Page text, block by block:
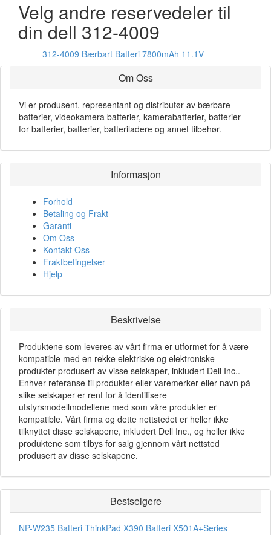
Velg andre reservedeler til
din dell 312-4009
312-4009 Bærbart Batteri 7800mAh 11.1V
Om Oss
Vi er produsent, representant og distributør av bærbare
batterier, videokamera batterier, kamerabatterier, batterier
for batterier, batterier, batteriladere og annet tilbehør.
Informasjon
Forhold
Betaling og Frakt
Garanti
Om Oss
Kontakt Oss
Fraktbetingelser
Hjelp
Beskrivelse
Produktene som leveres av vårt firma er utformet for å være
kompatible med en rekke elektriske og elektroniske
produkter produsert av visse selskaper, inkludert Dell Inc..
Enhver referanse til produkter eller varemerker eller navn på
slike selskaper er rent for å identifisere
utstyrsmodellmodellene med som våre produkter er
kompatible. Vårt firma og dette nettstedet er heller ikke
tilknyttet disse selskapene, inkludert Dell Inc., og heller ikke
produktene som tilbys for salg gjennom vårt nettsted
produsert av disse selskapene.
Bestselgere
NP-W235 Batteri ThinkPad X390 Batteri X501A+Series